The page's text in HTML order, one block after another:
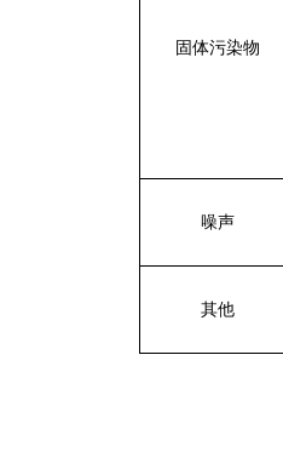
固体污染物
噪声
其他